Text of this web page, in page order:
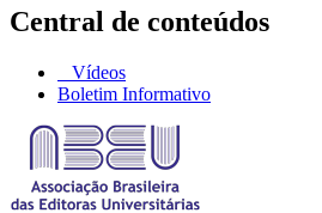
Central de conteúdos
Vídeos
Boletim Informativo